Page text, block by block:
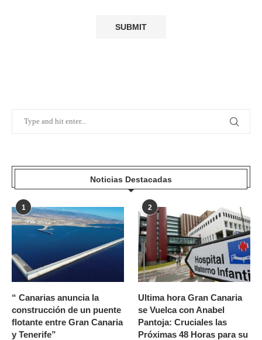
Noticias Destacadas
1
“ Canarias anuncia la
construcción de un puente
flotante entre Gran Canaria
y Tenerife”
2
Ultima hora Gran Canaria
se Vuelca con Anabel
Pantoja: Cruciales las
Próximas 48 Horas para su